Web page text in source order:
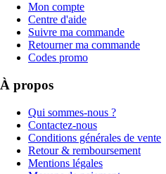
Mon compte
Centre d'aide
Suivre ma commande
Retourner ma commande
Codes promo
À propos
Qui sommes-nous ?
Contactez-nous
Conditions générales de vente
Retour & remboursement
Mentions légales